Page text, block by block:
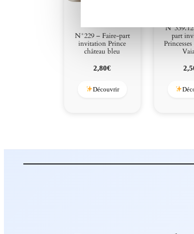
N°229 – Faire-part
invitation Prince
château bleu
2,80€
Découvrir
part